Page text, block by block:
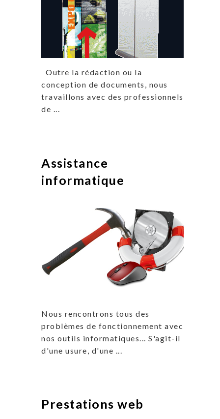
Outre la rédaction ou la
conception de documents, nous
travaillons avec des professionnels
de ...
Assistance
informatique
Nous rencontrons tous des
problèmes de fonctionnement avec
nos outils informatiques... S'agit-il
d'une usure, d'une ...
Prestations web